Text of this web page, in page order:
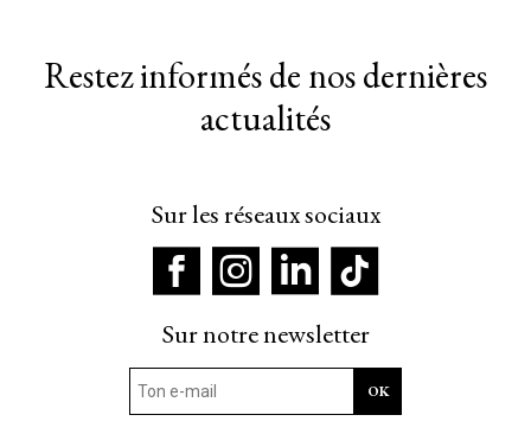
Restez informés de nos dernières
actualités
Sur les réseaux sociaux
Sur notre newsletter